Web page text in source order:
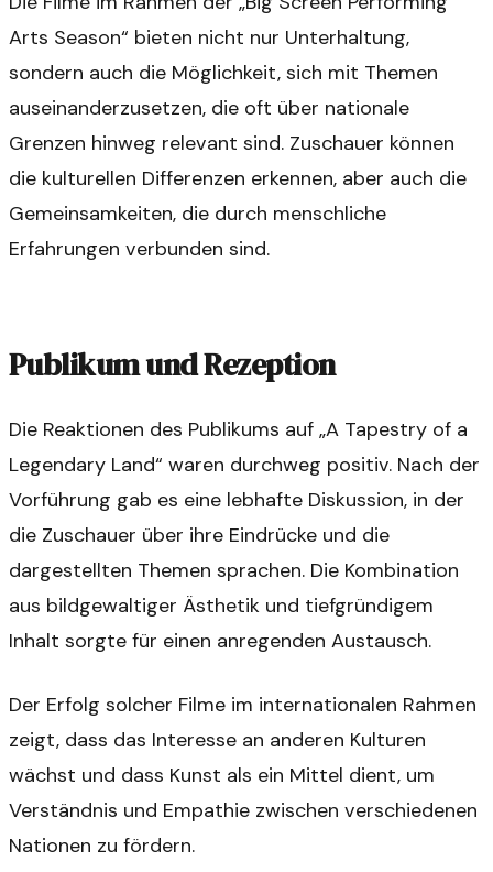
Arts Season“ bieten nicht nur Unterhaltung,
sondern auch die Möglichkeit, sich mit Themen
auseinanderzusetzen, die oft über nationale
Grenzen hinweg relevant sind. Zuschauer können
die kulturellen Differenzen erkennen, aber auch die
Gemeinsamkeiten, die durch menschliche
Erfahrungen verbunden sind.
Publikum und Rezeption
Die Reaktionen des Publikums auf „A Tapestry of a
Legendary Land“ waren durchweg positiv. Nach der
Vorführung gab es eine lebhafte Diskussion, in der
die Zuschauer über ihre Eindrücke und die
dargestellten Themen sprachen. Die Kombination
aus bildgewaltiger Ästhetik und tiefgründigem
Inhalt sorgte für einen anregenden Austausch.
Der Erfolg solcher Filme im internationalen Rahmen
zeigt, dass das Interesse an anderen Kulturen
wächst und dass Kunst als ein Mittel dient, um
Verständnis und Empathie zwischen verschiedenen
Nationen zu fördern.